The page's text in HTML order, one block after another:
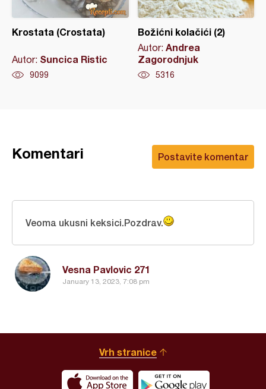
Krostata (Crostata)
Autor: Suncica Ristic
9099
Božićni kolačići (2)
Autor: Andrea
Zagorodnjuk
5316
Postavite komentar
Komentari
Vesna Pavlovic 271
January 13, 2023, 7:08 pm
Veoma ukusni keksici.Pozdrav.
Vrh stranice